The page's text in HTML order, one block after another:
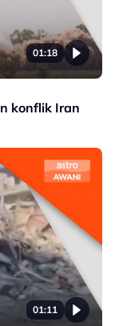
01:18
konflik Iran
01:11